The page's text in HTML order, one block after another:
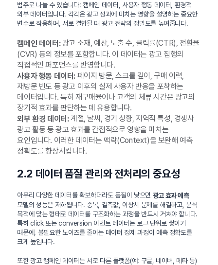
범주로 나눌 수 있습니다: 캠페인 데이터, 사용자 행동 데이터, 환경적
외부 데이터입니다. 각각은 광고 성과에 미치는 영향을 설명하는 중요한
변수로 작용하며, 서로 결합될 때 광고 전략의 정밀도를 높여줍니다.
캠페인 데이터:광고 소재, 예산, 노출 수, 클릭률(CTR), 전환율
(CVR) 등의 정보를 포함합니다. 이 데이터는 광고 집행의
직접적인 퍼포먼스를 반영합니다.
사용자 행동 데이터:페이지 방문, 스크롤 깊이, 구매 이력,
재방문 빈도 등 광고 이후의 실제 사용자 반응을 포착하는
데이터입니다. 특히 재구매율이나 고객의 체류 시간은 광고의
장기적 효과를 판단하는 데 유용합니다.
외부 환경 데이터:계절, 날씨, 경기 상황, 지역적 특성, 경쟁사
광고 활동 등 광고 효과를 간접적으로 영향을 미치는
요인입니다. 이러한 데이터는 맥락(Context)을 보완해 예측
정확도를 향상시킵니다.
2.2 데이터 품질 관리와 전처리의 중요성
아무리 다양한 데이터를 확보하더라도 품질이 낮으면 광고 효과 예측
모델의 성능은 저하됩니다. 중복, 결측값, 이상치 문제를 해결하고, 분석
목적에 맞는 형태로 데이터를 구조화하는 과정을 반드시 거쳐야 합니다.
특히 click 또는 conversion 이벤트 데이터는 로그 단위로 쌓이기
때문에, 불필요한 노이즈를 줄이는 데이터 정제 과정이 예측 정확도를
크게 높입니다.
또한 광고 캠페인 데이터는 서로 다른 플랫폼(예: 구글, 네이버, 메타 등)